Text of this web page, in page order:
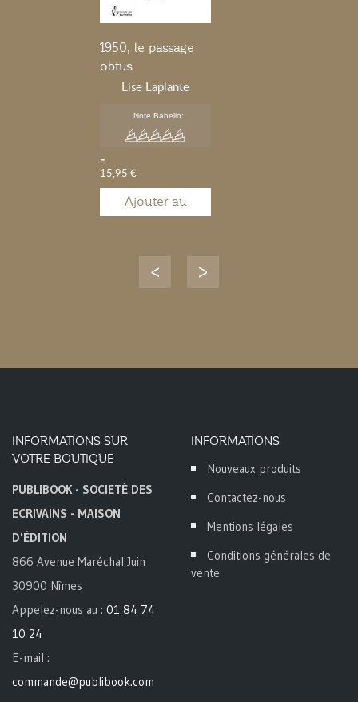
1950, le passage
obtus
Lise Laplante
Note Babelio:
-
15,95 €
Ajouter au
INFORMATIONS SUR
VOTRE BOUTIQUE
PUBLIBOOK - SOCIETÉ DES
ECRIVAINS - MAISON
D'ÉDITION
866 Avenue Maréchal Juin
30900 Nîmes
Appelez-nous au : 01 84 74
10 24
E-mail :
commande@publibook.com
INFORMATIONS
Nouveaux produits
Contactez-nous
Mentions légales
Conditions générales de
vente